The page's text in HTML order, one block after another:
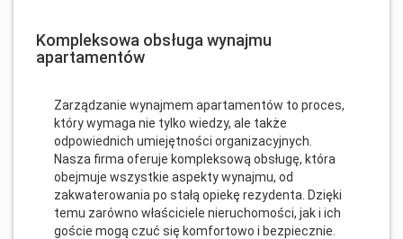
Kompleksowa obsługa wynajmu
apartamentów
Zarządzanie wynajmem apartamentów to proces,
który wymaga nie tylko wiedzy, ale także
odpowiednich umiejętności organizacyjnych.
Nasza firma oferuje kompleksową obsługę, która
obejmuje wszystkie aspekty wynajmu, od
zakwaterowania po stałą opiekę rezydenta. Dzięki
temu zarówno właściciele nieruchomości, jak i ich
goście mogą czuć się komfortowo i bezpiecznie.